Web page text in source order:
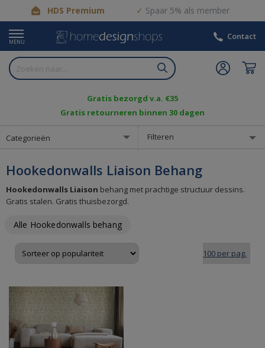
HDS Premium Spaar 5% als member
MENU
Contact
Gratis bezorgd v.a. €35
Gratis retourneren binnen 30 dagen
Categorieën Filteren
Hookedonwalls Liaison Behang
Hookedonwalls Liaison behang met prachtige structuur dessins.
Gratis stalen. Gratis thuisbezorgd.
Alle Hookedonwalls behang